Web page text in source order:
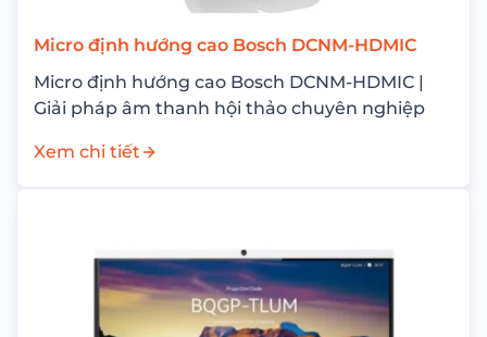
Micro định hướng cao Bosch DCNM-HDMIC
Micro định hướng cao Bosch DCNM-HDMIC |
Giải pháp âm thanh hội thảo chuyên nghiệp
Xem chi tiết